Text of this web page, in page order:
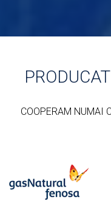
COOPERAM NUMAI